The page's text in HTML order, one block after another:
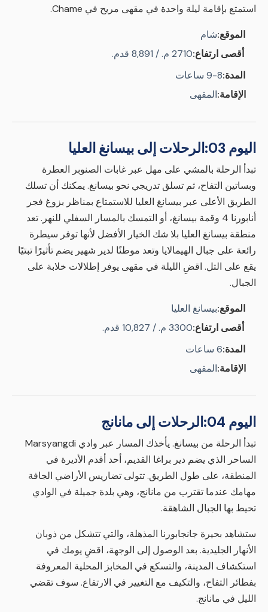
استمتع بإقامة ليلة واحدة في مقهى مريح في Chame.
الموقع:شام
أقصى ارتفاع:2710 م. / 8,891 قدم.
المدة:8-9 ساعات
الإقامة:المقهى
اليوم 03: الرحلات إلى بيسانغ العليا
تبدأ الرحلة بالمشي على مهل عبر غابات الصنوبر العطرة
وبساتين التفاح، ثم تسلق تدريجي نحو بيسانغ. يمكنك أن تسلك
الطريق الأعلى عبر بيسانغ العليا للاستمتاع بمناظر بزوغ فجر
أنابورنا 4 وقمة بيسانغ، أو التمسك بالمسار السفلي للنهر. تعد
منطقة بيسانغ العليا بلا شك الخيار الأفضل لأنها توفر سيطرة
رائعة على جبال الهيمالايا وتعد موطنًا لدير شهير يضم تأثيرًا تبتيًا
يقع على التل. اقضِ الليلة في مقهى يوفر إطلالات خلابة على
الجبال.
الموقع:بيسانغ العليا
أقصى ارتفاع:3300 م. / 10,827 قدم.
المدة:6 ساعات
الإقامة:المقهى
اليوم 04: الرحلات إلى مانانج
تبدأ الرحلة من بيسانغ. يأخذك المسار عبر وادي Marsyangdi
الساحر الذي يضم دير براغا القديم، أحد أقدم الأديرة في
المنطقة، على طول الطريق. تتولى تضاريس الأراضي الجافة
مهامك عندما تقترب من مانانج، وهي بلدة جميلة في الوادي
تحيط بها الجبال الشاهقة.
ستشاهد بحيرة جانجابورنا المذهلة، والتي تتشكل من ذوبان
الأنهار الجليدية. بعد الوصول إلى الوجهة، اقضِ يومك في
استكشاف المدينة، والتسكع في المخابز المحلية المعروفة
بفطائر التفاح، والتكيف مع التغيير في الارتفاع. سوف تقضي
الليل في مانانج.